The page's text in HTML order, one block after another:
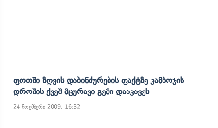
Ფოთში Ზღვის Დაბინძურების Ფაქტზე Კამბოჯის
Დროშის Ქვეშ Მცურავი Გემი Დააკავეს
24 ნოემბერი 2009, 16:32